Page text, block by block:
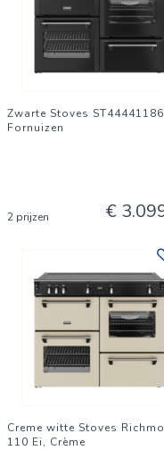
Zwarte Stoves
Fornuizen
2 prijzen €
Creme witte Stoves
110 Ei, Crème